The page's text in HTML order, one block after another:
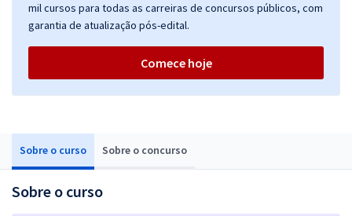
Sobre o curso Sobre o concurso
Sobre o curso
mil cursos para todas as carreiras de concursos públicos, com
garantia de atualização pós-edital.
Comece hoje